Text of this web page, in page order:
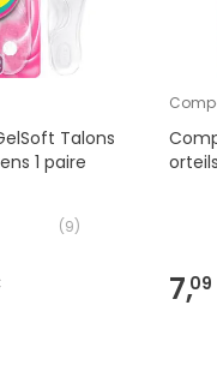
Talons
1 paire
(9)
7,